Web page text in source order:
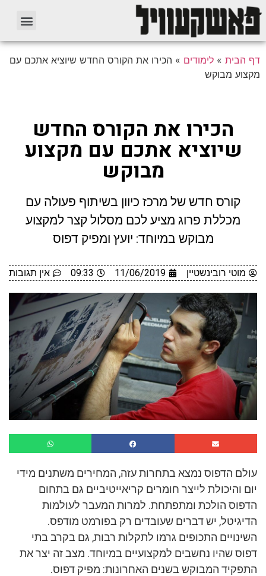
דף הבית » לימודים » הכירו את הקורס החדש שיוציא אתכם עם
מקצוע מבוקש
הכירו את הקורס החדש
שיוציא אתכם עם מקצוע
מבוקש
קורס חדש של מרכז כיוון בשיתוף פעולה עם
מכללת פרוג מציע לכם מסלול קצר למקצוע
מבוקש במיוחד: יועץ ומפיק דפוס
מוטי רובינשטיין 11/06/2019
09:33 אין תגובות
עולם הדפוס נמצא בתחרות עזה, המחירים משתנים מידי
יום והיכולת לייצר חומרים קריאייטיביים גם בתחום
הדפוס הולכת ומתפתחת. למרות המעבר לעולמות
הדיגיטל, יש דברים שעובדים רק בפורמט מודפס.
השינויים התכופים גרמו לתקלות רבות, גם בקרב בתי
דפוס שהיו נחשבים למקצועיים במיוחד. מצב זה יצר את
התפקיד המבוקש בשנים האחרונות: מפיק דפוס.